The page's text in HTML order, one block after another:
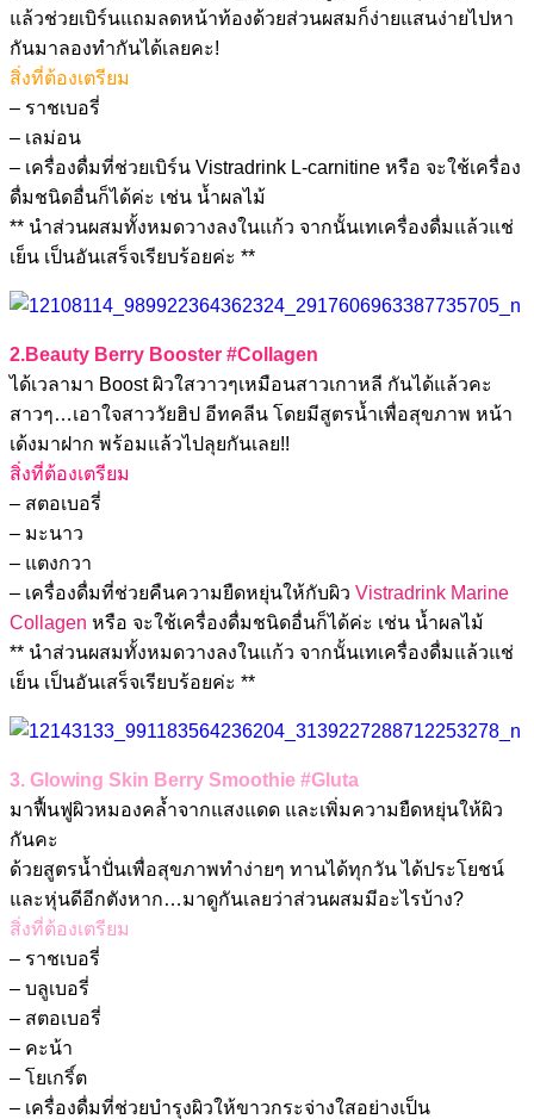
แล้วช่วยเบิร์นแถมลดหน้าท้องด้วยส่วนผสมก็ง่ายแสนง่ายไปหา
กันมาลองทำกันได้เลยคะ!
สิ่งที่ต้องเตรียม
– ราชเบอรี่
– เลม่อน
– เครื่องดื่มที่ช่วยเบิร์น Vistradrink L-carnitine หรือ จะใช้เครื่อง
ดื่มชนิดอื่นก็ได้ค่ะ เช่น น้ำผลไม้
** นำส่วนผสมทั้งหมดวางลงในแก้ว จากนั้นเทเครื่องดื่มแล้วแช่
เย็น เป็นอันเสร็จเรียบร้อยค่ะ **
2.Beauty Berry Booster #Collagen
ได้เวลามา Boost ผิวใสวาวๆเหมือนสาวเกาหลี กันได้แล้วคะ
สาวๆ…เอาใจสาววัยฮิป อีทคลีน โดยมีสูตรน้ำเพื่อสุขภาพ หน้า
เด้งมาฝาก พร้อมแล้วไปลุยกันเลย!!
สิ่งที่ต้องเตรียม
– สตอเบอรี่
– มะนาว
– แตงกวา
– เครื่องดื่มที่ช่วยคืนความยืดหยุ่นให้กับผิว Vistradrink Marine
Collagen หรือ จะใช้เครื่องดื่มชนิดอื่นก็ได้ค่ะ เช่น น้ำผลไม้
** นำส่วนผสมทั้งหมดวางลงในแก้ว จากนั้นเทเครื่องดื่มแล้วแช่
เย็น เป็นอันเสร็จเรียบร้อยค่ะ **
3. Glowing Skin Berry Smoothie #Gluta
มาฟื้นฟูผิวหมองคล้ำจากแสงแดด และเพิ่มความยืดหยุ่นให้ผิว
กันคะ
ด้วยสูตรน้ำปั่นเพื่อสุขภาพทำง่ายๆ ทานได้ทุกวัน ได้ประโยชน์
และหุ่นดีอีกตังหาก…มาดูกันเลยว่าส่วนผสมมีอะไรบ้าง?
สิ่งที่ต้องเตรียม
– ราชเบอรี่
– บลูเบอรี่
– สตอเบอรี่
– คะน้า
– โยเกริ์ต
– เครื่องดื่มที่ช่วยบำรุงผิวให้ขาวกระจ่างใสอย่างเป็น